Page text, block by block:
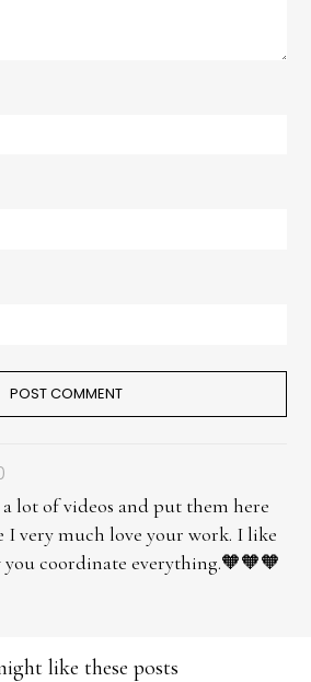
a lot of videos and put them here
I very much love your work. I like
coordinate everything.🧡🧡🧡
like these posts